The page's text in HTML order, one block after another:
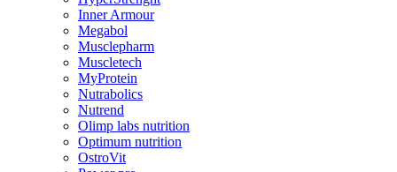
Inner Armour
Megabol
Musclepharm
Muscletech
MyProtein
Nutrabolics
Nutrend
Olimp labs nutrition
Optimum nutrition
OstroVit